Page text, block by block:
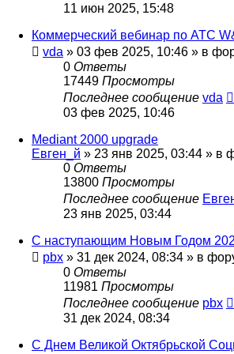
11 июн 2025, 15:48
Коммерческий вебинар по АТС
vda » 03 фев 2025, 10:46 » в
0 Ответы
17449 Просмотры
Последнее сообщение vda
03 фев 2025, 10:46
Mediant 2000 upgrade
Евген_й » 23 янв 2025, 03:44 » в
0 Ответы
13800 Просмотры
Последнее сообщение
23 янв 2025, 03:44
С наступающим Новым Годом
pbx » 31 дек 2024, 08:34 » в
0 Ответы
11981 Просмотры
Последнее сообщение pbx
31 дек 2024, 08:34
С Днем Великой Октябрьской